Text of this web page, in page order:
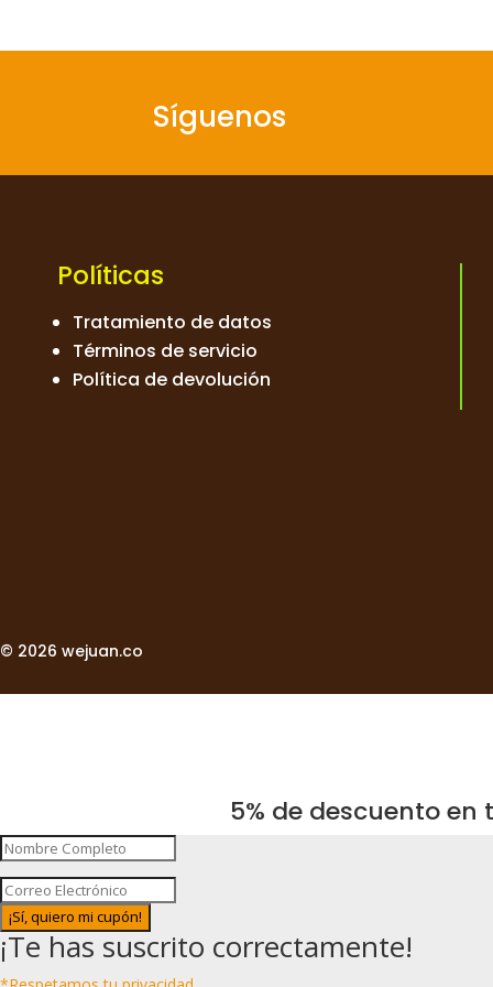
Síguenos
Políticas
Tratamiento de datos
Términos de servicio
Política de devolución
© 2026 wejuan.co
5% de descuento
¡Sí, quiero mi cupón!
¡Te has suscrito correctamente!